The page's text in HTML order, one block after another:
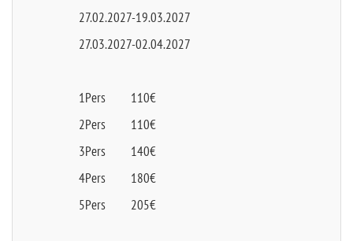
27.02.2027-19.03.2027
27.03.2027-02.04.2027
1Pers 110€
2Pers 110€
3Pers 140€
4Pers 180€
5Pers 205€